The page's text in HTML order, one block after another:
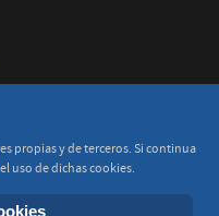
propias y de terceros. Si continua
uso de dichas cookies.